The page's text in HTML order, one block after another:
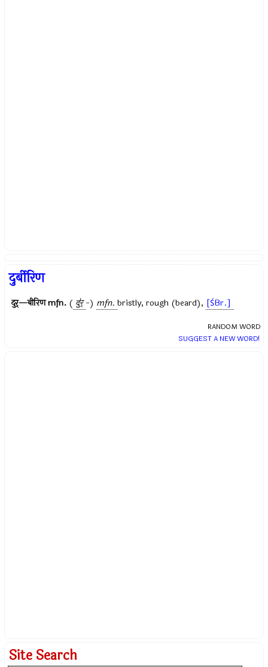
दुर्बीरिण
दुर्—बीरिणmfn. ( दु॑र् -) mfn. bristly, rough (beard), [ŚBr.]
RANDOM WORD
SUGGEST A NEW WORD!
Site Search